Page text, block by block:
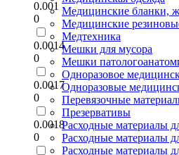
0.001
0
0.0014
0
0.0017
0
0.0018
0
Медицинские бланки,
Медицинские
Медтехника
Мешки для мусора
Мешки
Одноразовое
Одноразовые
Перевязочные
Презервативы
Расходные материалы
Расходные материалы
Расходные материалы